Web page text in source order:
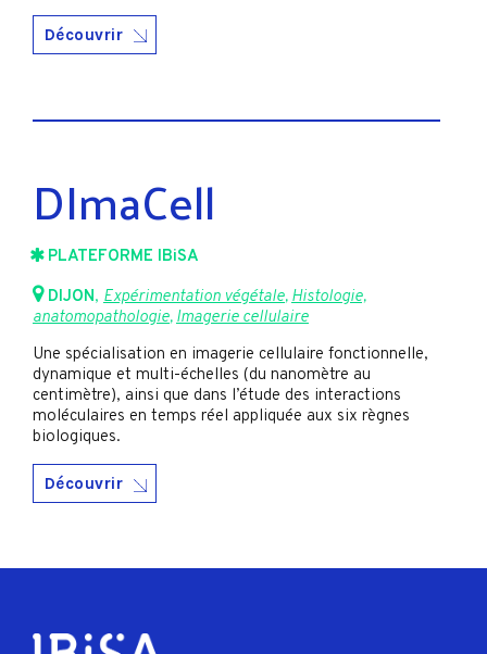
Découvrir
DImaCell
PLATEFORME IBiSA
DIJON, Expérimentation végétale,Histologie,
anatomopathologie,Imagerie cellulaire
Une spécialisation en imagerie cellulaire fonctionnelle,
dynamique et multi-échelles (du nanomètre au
centimètre), ainsi que dans l’étude des interactions
moléculaires en temps réel appliquée aux six règnes
biologiques.
Découvrir